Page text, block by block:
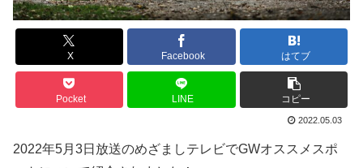
X Facebook はてブ
Pocket LINE コピー
2022.05.03
2022年5月3日放送のめざましテレビでGWオススメスポ